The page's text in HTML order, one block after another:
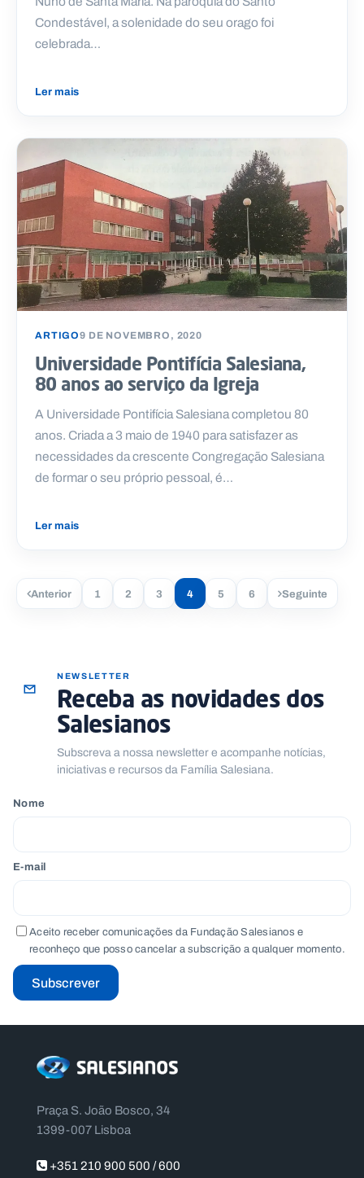
Condestável, a solenidade do seu orago foi
celebrada…
Ler mais
ARTIGO9 DE NOVEMBRO, 2020
Universidade Pontifícia Salesiana,
80 anos ao serviço da Igreja
A Universidade Pontifícia Salesiana completou 80
anos. Criada a 3 maio de 1940 para satisfazer as
necessidades da crescente Congregação Salesiana
de formar o seu próprio pessoal, é…
Ler mais
Anterior 1 2 3 4 5 6 Seguinte
NEWSLETTER
Receba as novidades dos
Salesianos
Subscreva a nossa newsletter e acompanhe notícias,
iniciativas e recursos da Família Salesiana.
Nome
E-mail
Aceito receber comunicações da Fundação Salesianos e
reconheço que posso cancelar a subscrição a qualquer momento.
Subscrever
Praça S. João Bosco, 34
1399-007 Lisboa
+351 210 900 500 / 600